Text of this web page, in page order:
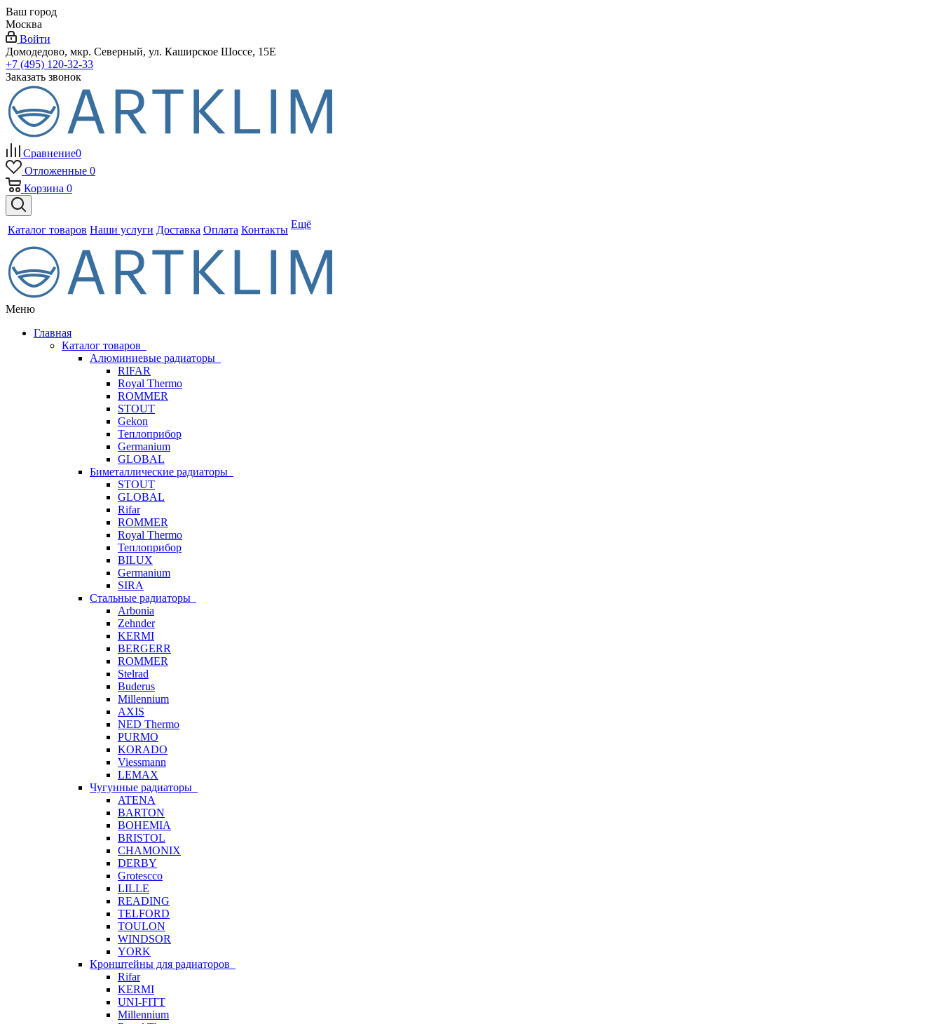
Ваш город
Москва
Войти
Домодедово, мкр. Северный, ул. Каширское Шоссе, 15Е
+7 (495) 120-32-33
Заказать звонок
Сравнение0
Отложенные 0
Корзина 0
Каталог товаров Наши услуги Доставка Оплата Контакты Ещё
Меню
Главная
Каталог товаров
Алюминиевые радиаторы
RIFAR
Royal Thermo
ROMMER
STOUT
Gekon
Теплоприбор
Germanium
GLOBAL
Биметаллические радиаторы
STOUT
GLOBAL
Rifar
ROMMER
Royal Thermo
Теплоприбор
BILUX
Germanium
SIRA
Стальные радиаторы
Arbonia
Zehnder
KERMI
BERGERR
ROMMER
Stelrad
Buderus
Millennium
AXIS
NED Thermo
PURMO
KORADO
Viessmann
LEMAX
Чугунные радиаторы
ATENA
BARTON
BOHEMIA
BRISTOL
CHAMONIX
DERBY
Grotescco
LILLE
READING
TELFORD
TOULON
WINDSOR
YORK
Кронштейны для радиаторов
Rifar
KERMI
UNI-FITT
Millennium